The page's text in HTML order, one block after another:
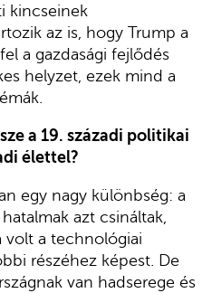
kincseinek
az is, hogy Trump a
a gazdasági fejlődés
helyzet, ezek mind a
a 19. századi politikai
élettel?
egy nagy különbség: a
azt csináltak,
volt a technológiai
részéhez képest. De
van hadserege és